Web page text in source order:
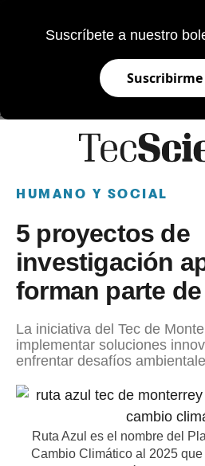
Suscríbete a nuestro
Suscribirme
HUMANO Y SOCIAL
5 proyectos de
investigación
forman parte
La iniciativa del Tec de
implementar soluciones
enfrentar desafíos
Ruta Azul es el nombre del
Cambio Climático al 2025